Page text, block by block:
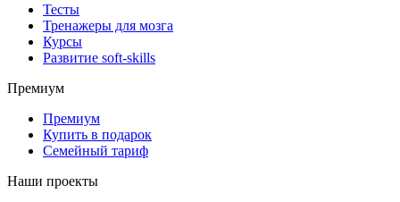
Тесты
Тренажеры для мозга
Курсы
Развитие soft-skills
Премиум
Премиум
Купить в подарок
Семейный тариф
Наши проекты